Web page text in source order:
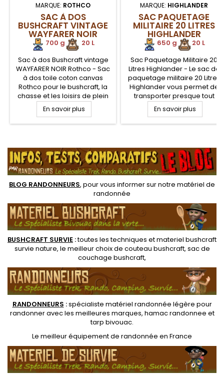
MARQUE: ROTHCO
SAC À DOS
BUSHCRAFT VINTAGE
WAYFARER NOIR
ROTHCO
700 g
20 L
Sac à dos Bushcraft vintage
WAYFARER NOIR Rothco - Sac
à dos toile coton canvas
Rothco pour le bushcraft, la
chasse et les loisirs de plein
air. Ornement cuir, boule de
sangle en laiton. Large
compartiment interne avec
externes avec fermeture par
sangle.
En savoir plus
MARQUE: HIGHLANDER
SAC PAQUETAGE
MILITAIRE 20 LITRES
HIGHLANDER
650 g
20 L
Sac Paquetage Militaire 20
Litres Highlander - Le sac de
paquetage militaire 20 Litres
Highlander vous permet de
transporter presque tout
grâce à sa robustesse et
conception canvas haute
densité. Sac de paquetage
bushcraft en toutes situations
En savoir plus
BLOG RANDONNEURS, pour vous informer sur notre matériel de
randonnée
BUSHCRAFT SURVIE :toutes les techniques etmateriel bushcraft
survie nature, le meilleur choix de couteau bushcraft, sac de
couchage bushcraft,
RANDONNEURS :spécialiste matériel randonnée légère pour
randonner avec les meilleures marques, hamac randonnee et
tarp bivouac.
Le meilleur équipement de randonnée en France